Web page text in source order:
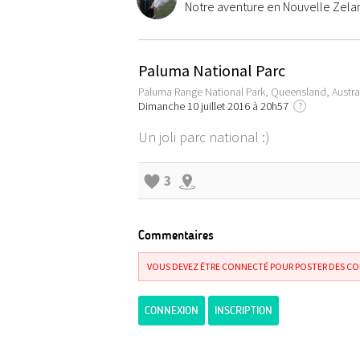
Notre aventure en Nouvelle
Paluma National Parc
Paluma Range National Park, Queensland,
Dimanche 10 juillet 2016 à 20h57
?
Un joli parc national :)
3
Commentaires
VOUS DEVEZ ÊTRE CONNECTÉ POUR POSTER DES
CONNEXION INSCRIPTION